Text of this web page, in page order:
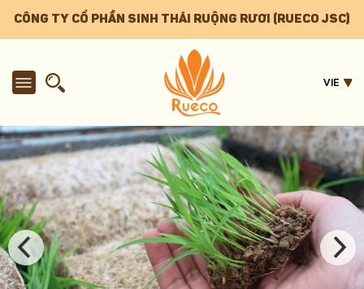
CÔNG TY CỔ PHẦN SINH THÁI RUỘNG RƯƠI (RUECO JSC)
VIE